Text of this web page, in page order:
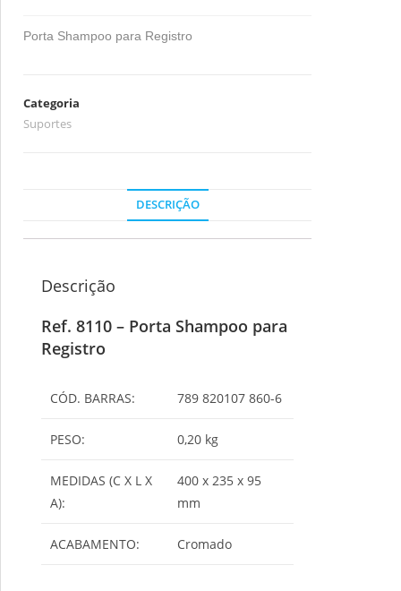
Porta Shampoo para Registro
Categoria
Suportes
DESCRIÇÃO
Descrição
Ref. 8110 – Porta Shampoo para
Registro
CÓD. BARRAS: 789 820107 860-6
PESO: 0,20 kg
MEDIDAS (C X L X
A):
400 x 235 x 95
mm
ACABAMENTO: Cromado